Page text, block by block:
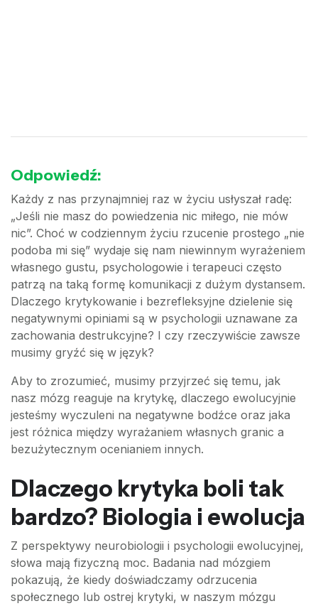
Odpowiedź:
Każdy z nas przynajmniej raz w życiu usłyszał radę:
„Jeśli nie masz do powiedzenia nic miłego, nie mów
nic”. Choć w codziennym życiu rzucenie prostego „nie
podoba mi się” wydaje się nam niewinnym wyrażeniem
własnego gustu, psychologowie i terapeuci często
patrzą na taką formę komunikacji z dużym dystansem.
Dlaczego krytykowanie i bezrefleksyjne dzielenie się
negatywnymi opiniami są w psychologii uznawane za
zachowania destrukcyjne? I czy rzeczywiście zawsze
musimy gryźć się w język?
Aby to zrozumieć, musimy przyjrzeć się temu, jak
nasz mózg reaguje na krytykę, dlaczego ewolucyjnie
jesteśmy wyczuleni na negatywne bodźce oraz jaka
jest różnica między wyrażaniem własnych granic a
bezużytecznym ocenianiem innych.
Dlaczego krytyka boli tak
bardzo? Biologia i ewolucja
Z perspektywy neurobiologii i psychologii ewolucyjnej,
słowa mają fizyczną moc. Badania nad mózgiem
pokazują, że kiedy doświadczamy odrzucenia
społecznego lub ostrej krytyki, w naszym mózgu